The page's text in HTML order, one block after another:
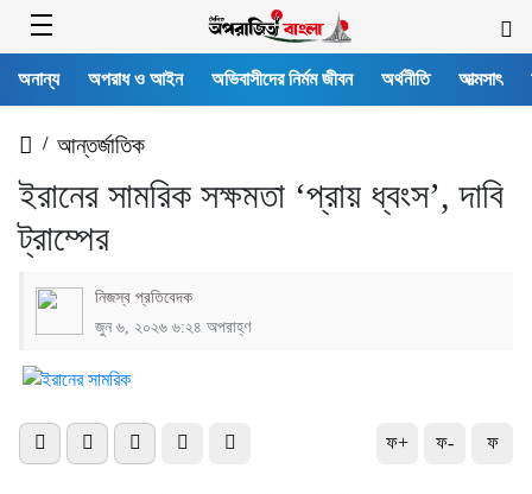
অনান্য অপরাধ ও আইন অভিবাসীদের নির্মম জীবন অর্থনীতি আত্মসাৎ
/ আন্তর্জাতিক
ইরানের সামরিক সক্ষমতা ‘প্রায় ধ্বংস’, দাবি
ট্রাম্পের
নিজস্ব প্রতিবেদক
জুন ৬, ২০২৬ ৬:২৪ অপরাহ্ণ
ফ+ ফ- ফ